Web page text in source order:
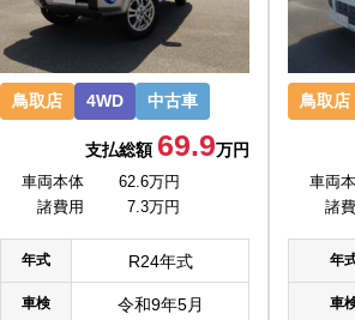
鳥取店 4WD 中古車
支払総額 69.9万円
車両本体
62.6万円
諸費用
7.3万円
年式 R24年式
車検 令和9年5月
鳥取店
車両
諸
年
車